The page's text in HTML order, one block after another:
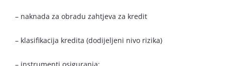
– naknada za obradu zahtjeva za kredit
– klasifikacija kredita (dodijeljeni nivo rizika)